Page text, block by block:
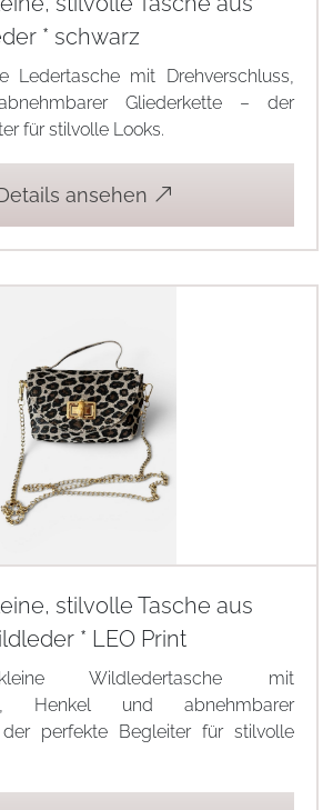
* schwarz
Ledertasche mit Drehverschluss,
Gliederkette – der
für stilvolle Looks.
ansehen
stilvolle Tasche aus
* LEO Print
Wildledertasche mit
Henkel und abnehmbarer
perfekte Begleiter für stilvolle